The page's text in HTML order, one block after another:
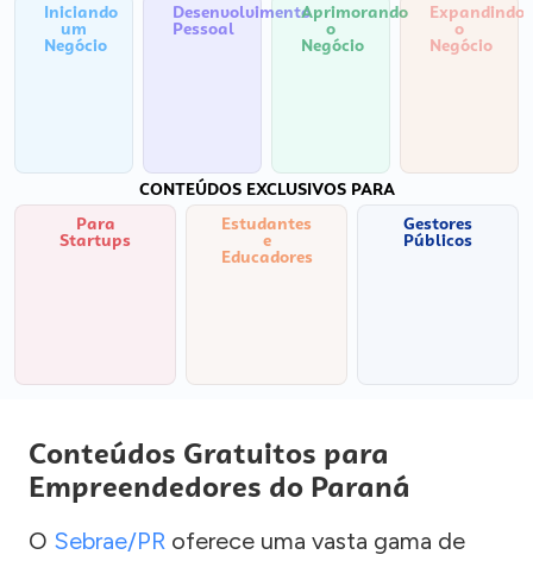
Iniciando
um
Negócio
Desenvolvimento
Pessoal
Aprimorando
o
Negócio
Expandindo
o
Negócio
CONTEÚDOS EXCLUSIVOS PARA
Para
Startups
Estudantes
e
Educadores
Gestores
Públicos
Conteúdos Gratuitos para
Empreendedores do Paraná
O Sebrae/PR oferece uma vasta gama de